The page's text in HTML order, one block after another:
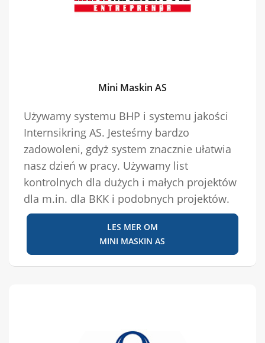
Mini Maskin AS
Używamy systemu BHP i systemu jakości
Internsikring AS. Jesteśmy bardzo
zadowoleni, gdyż system znacznie ułatwia
nasz dzień w pracy. Używamy list
kontrolnych dla dużych i małych projektów
dla m.in. dla BKK i podobnych projektów.
LES MER OM
MINI MASKIN AS